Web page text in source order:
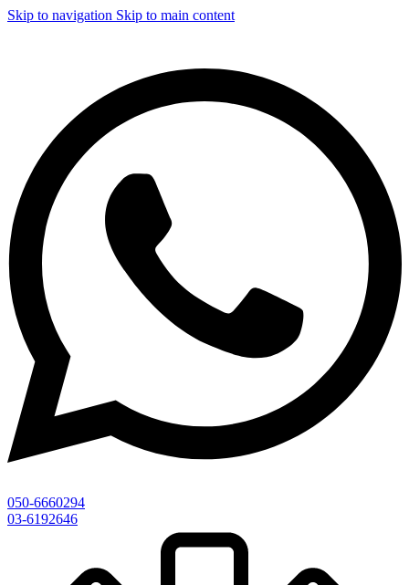
Skip to navigation Skip to main content
050-6660294
03-6192646